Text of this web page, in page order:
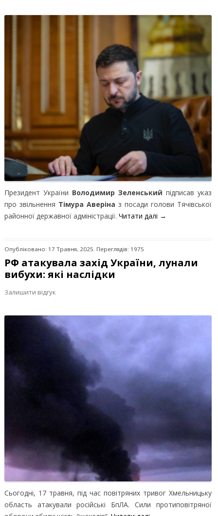
Президент України Володимир Зеленський підписав указ
про звільнення Тімура Аверіна з посади голови Тячівської
районної державної адміністрації. Читати далі →
Опубліковано: 17 Травня, 2025. Переглядів: 1975
РФ атакувала захід України, лунали
вибухи: які наслідки
Залишити відгук
Сьогодні, 17 травня, під час повітряних тривог Хмельницьку
область атакували російські БпЛА. Сили протиповітряної